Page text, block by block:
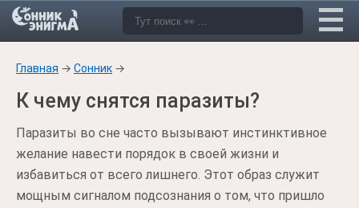
Главная → Сонник →
К чему снятся паразиты?
Паразиты во сне часто вызывают инстинктивное
желание навести порядок в своей жизни и
избавиться от всего лишнего. Этот образ служит
мощным сигналом подсознания о том, что пришло